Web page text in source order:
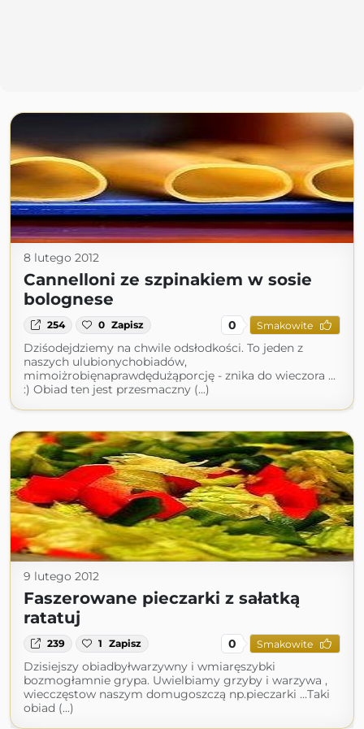
8 lutego 2012
Cannelloni ze szpinakiem w sosie
bolognese
254 0 Zapisz 0 Smakowite
Dziśodejdziemy na chwile odsłodkości. To jeden z
naszych ulubionychobiadów,
mimoiżrobięnaprawdędużąporcję - znika do wieczora ...
:) Obiad ten jest przesmaczny (...)
9 lutego 2012
Faszerowane pieczarki z sałatką
ratatuj
239 1 Zapisz 0 Smakowite
Dzisiejszy obiadbyłwarzywny i wmiaręszybki
bozmogłamnie grypa. Uwielbiamy grzyby i warzywa ,
wiecczęstow naszym domugoszczą np.pieczarki ...Taki
obiad (...)